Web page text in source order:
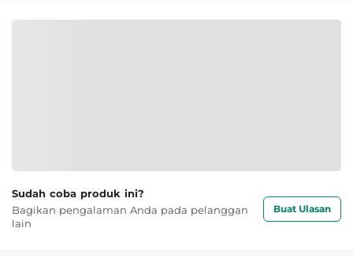
Sudah coba produk ini?
Bagikan pengalaman Anda pada pelanggan
lain
Buat Ulasan